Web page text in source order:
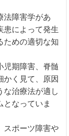
法障害学があ
患によって発生
ための適切な知
児期障害、脊髄
かく見て、原因
な治療法が適し
となっていま
スポーツ障害や